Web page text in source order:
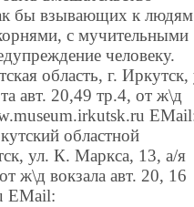
бы взывающих к людям
с мучительными
человеку.
область, г. Иркутск,
авт. 20,49 тр.4, от ж\д
областной
ул. К. Маркса, 13, а/я
ж\д вокзала авт. 20, 16
EMail: